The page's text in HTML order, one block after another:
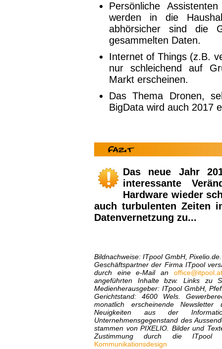
Persönliche
werden in die
abhörsicher sind die
gesammelten Daten.
Internet of Things (z.B.
nur schleichend auf
Markt erscheinen.
Das Thema Dronen,
BigData wird auch 2017
Das neue Jahr
interessante
Hardware wieder
auch turbulenten Zeiten
Datenvernetzung zu...
Bildnachweise: ITpool GmbH, Pixelio.de
Geschäftspartner der Firma ITpool
durch eine e-Mail an office@itpool.at
angeführten Inhalte bzw. Links zu
Medienherausgeber: ITpool GmbH,
Gerichtstand: 4600 Wels.
monatlich erscheinende
Neuigkeiten aus der
Unternehmensgegenstand des
stammen von PIXELIO. Bilder und
Zustimmung durch die ITpool
Kommunikationsdesign